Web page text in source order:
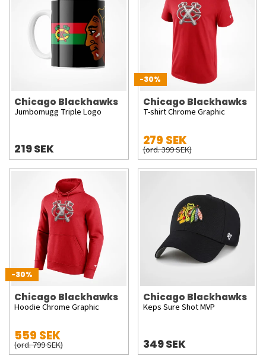
Chicago Blackhawks
Jumbomugg Triple Logo
219 SEK
-30%
Chicago Blackhawks
T-shirt Chrome Graphic
279 SEK
(ord. 399 SEK)
-30%
Chicago Blackhawks
Hoodie Chrome Graphic
559 SEK
(ord. 799 SEK)
Chicago Blackhawks
Keps Sure Shot MVP
349 SEK